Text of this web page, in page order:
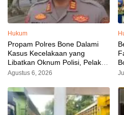
Hukum
Propam Polres Bone Dalami
Kasus Kecelakaan yang
Libatkan Oknum Polisi, Pelaku
Sudah Diamankan
Agustus 6, 2026